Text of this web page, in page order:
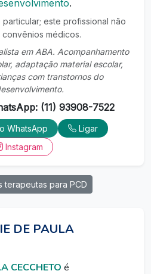
.
particular; este profissional não
médicos.
em ABA. Acompanhamento
adaptação material escolar,
com transtornos do
(11) 93908-7522
WhatsApp
Ligar
Instagram
terapeutas para PCD
DE PAULA
CECCHETO é